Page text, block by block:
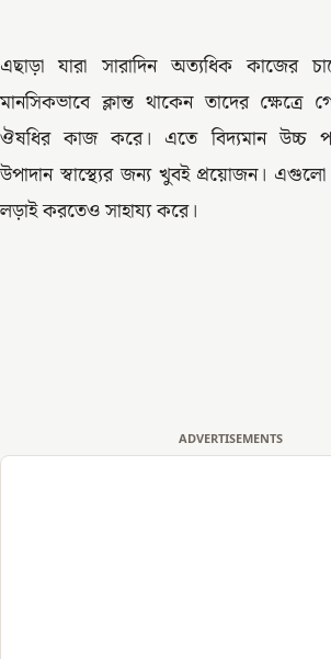
এছাড়া যারা সারাদিন অত্যধিক কাজের
মানসিকভাবে ক্লান্ত থাকেন তাদের
ঔষধির কাজ করে। এতে বিদ্যমান উচ্চ
উপাদান স্বাস্থ্যের জন্য খুবই প্রয়োজন। এগুলো
লড়াই করতেও সাহায্য করে।
ADVERTISEMENTS